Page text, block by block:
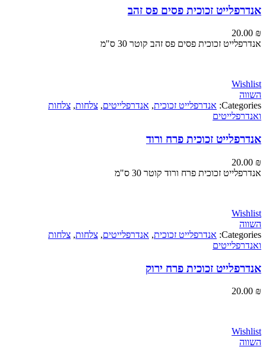
זכוכית פסים פס זהב
זכוכית פסים פס זהב קוטר 30 ס"מ
אנדרפלייט זכוכית ,אנדרפלייטים,צלחות ,צלחות
זכוכית פרח ורוד
זכוכית פרח ורוד קוטר 30 ס"מ
אנדרפלייט זכוכית ,אנדרפלייטים,צלחות ,צלחות
זכוכית פרח ירוק